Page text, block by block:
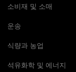
소비재 및 소매
운송
식량과 농업
석유화학 및 에너지